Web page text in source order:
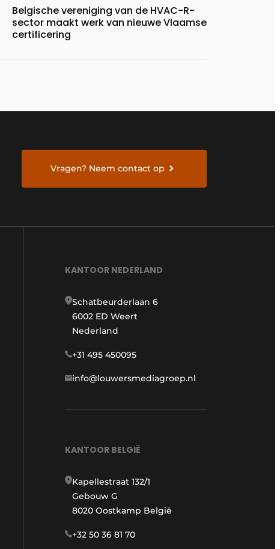
Belgische vereniging van de HVAC-R-
sector maakt werk van nieuwe Vlaamse
certificering
Vragen? Neem contact op
KANTOOR NEDERLAND
Schatbeurderlaan 6
6002 ED Weert
Nederland
+31 495 450095
info@louwersmediagroep.nl
KANTOOR BELGIË
Kapellestraat 132/1
Gebouw G
8020 Oostkamp België
+32 50 36 81 70